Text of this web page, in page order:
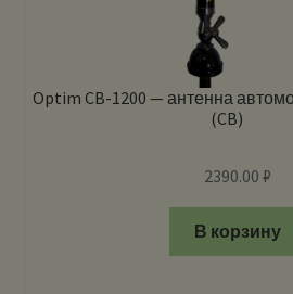
Optim CB-1200 — антенна
(CB)
2390.00 ₽
В корзину